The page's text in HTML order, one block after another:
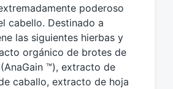
poderoso
cabello. Destinado a
las siguientes hierbas y
orgánico de brotes de
™), extracto de
caballo, extracto de hoja